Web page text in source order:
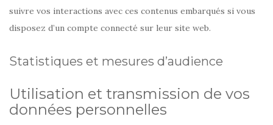
suivre vos interactions avec ces contenus embarqués si vous
disposez d’un compte connecté sur leur site web.
Statistiques et mesures d’audience
Utilisation et transmission de vos
données personnelles